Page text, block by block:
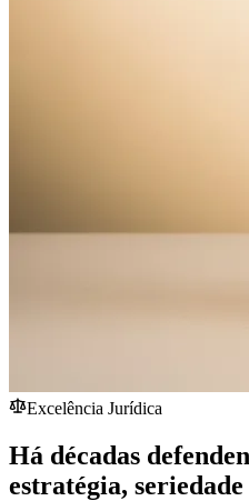
Excelência Jurídica
Há décadas
estratégia, seriedade